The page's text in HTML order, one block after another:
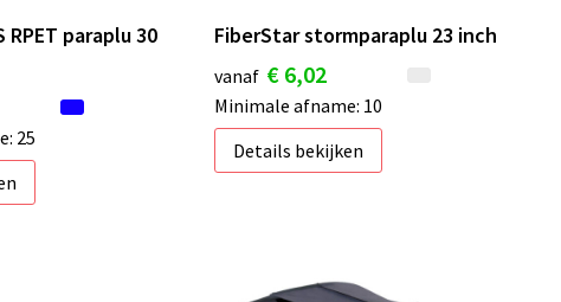
RPET paraplu 30
25
FiberStar stormparaplu 23 inch
vanaf € 6,02
Minimale afname: 10
Details bekijken